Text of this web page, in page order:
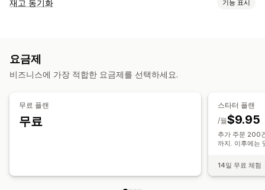
하드웨어
재고 동기화 기능 표시
멀티스토어
과거 보고서
요금제
비즈니스에 가장 적합한 요금제를 선택하세요.
무료 플랜
무료
스타터 플랜
$9.95
/월
추가 주문 200
까지. 이후에는
14일 무료 체험